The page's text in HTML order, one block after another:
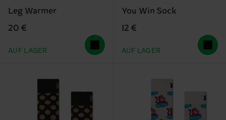
Leg Warmer
20 €
AUF LAGER
You Win Sock
12 €
AUF LAGER